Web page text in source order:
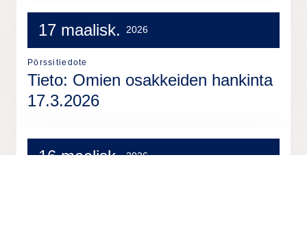
17 maalisk. 2026
Pörssitiedote
Tieto: Omien osakkeiden hankinta
17.3.2026
16 maalisk. 2026